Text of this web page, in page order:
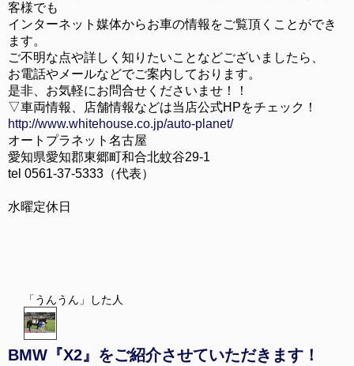
客様でも
インターネット媒体からお車の情報をご覧頂くことができ
ます。
ご不明な点や詳しく知りたいことなどございましたら、
お電話やメールなどでご案内しております。
是非、お気軽にお問合せくださいませ！！
▽車両情報、店舗情報などは当店公式HPをチェック！
http://www.whitehouse.co.jp/auto-planet/
オートプラネット名古屋
愛知県愛知郡東郷町和合北蚊谷29-1
tel 0561-37-5333（代表）
水曜定休日
「うんうん」した人
BMW『X2』をご紹介させていただきます！